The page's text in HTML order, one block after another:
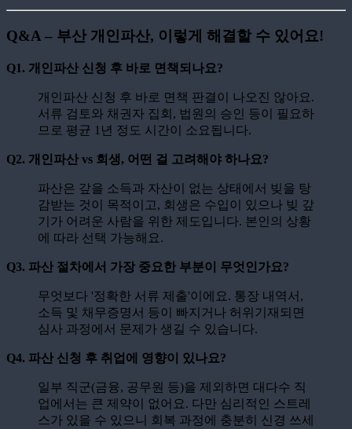
Q&A – 부산 개인파산, 이렇게 해결할 수 있어요!
Q1. 개인파산 신청 후 바로 면책되나요?
개인파산 신청 후 바로 면책 판결이 나오진 않아요.
서류 검토와 채권자 집회, 법원의 승인 등이 필요하
므로 평균 1년 정도 시간이 소요됩니다.
Q2. 개인파산 vs 회생, 어떤 걸 고려해야 하나요?
파산은 갚을 소득과 자산이 없는 상태에서 빚을 탕
감받는 것이 목적이고, 회생은 수입이 있으나 빚 갚
기가 어려운 사람을 위한 제도입니다. 본인의 상황
에 따라 선택 가능해요.
Q3. 파산 절차에서 가장 중요한 부분이 무엇인가요?
무엇보다 '정확한 서류 제출'이에요. 통장 내역서,
소득 및 채무증명서 등이 빠지거나 허위기재되면
심사 과정에서 문제가 생길 수 있습니다.
Q4. 파산 신청 후 취업에 영향이 있나요?
일부 직군(금융, 공무원 등)을 제외하면 대다수 직
업에서는 큰 제약이 없어요. 다만 심리적인 스트레
스가 있을 수 있으니 회복 과정에 충분히 신경 쓰세